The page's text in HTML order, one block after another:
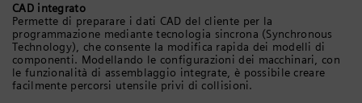
CAD integrato
Permette di preparare i dati CAD del cliente per la
programmazione mediante tecnologia sincrona (Synchronous
Technology), che consente la modifica rapida dei modelli di
componenti. Modellando le configurazioni dei macchinari, con
le funzionalità di assemblaggio integrate, è possibile creare
facilmente percorsi utensile privi di collisioni.